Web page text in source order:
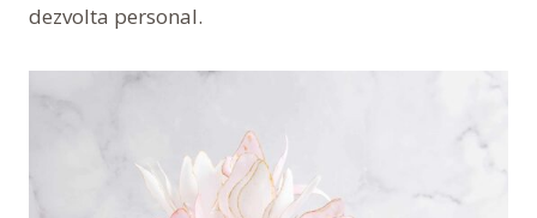
dezvolta personal.